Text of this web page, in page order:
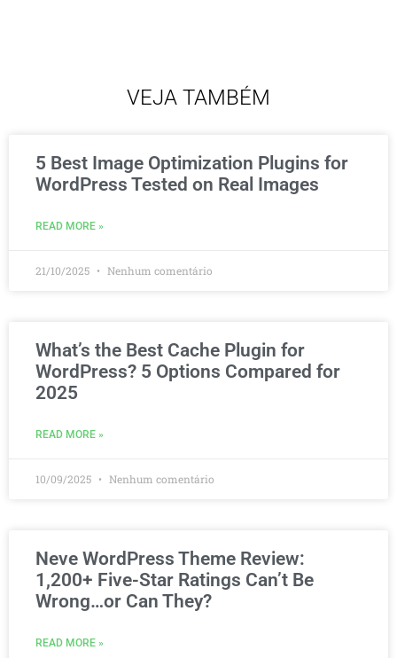
VEJA TAMBÉM
5 Best Image Optimization Plugins for
WordPress Tested on Real Images
READ MORE »
21/10/2025 Nenhum comentário
What’s the Best Cache Plugin for
WordPress? 5 Options Compared for
2025
READ MORE »
10/09/2025 Nenhum comentário
Neve WordPress Theme Review:
1,200+ Five-Star Ratings Can’t Be
Wrong…or Can They?
READ MORE »